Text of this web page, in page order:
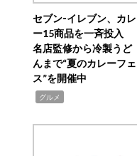
セブン‐イレブン、カレ
ー15商品を一斉投入
名店監修から冷製うど
んまで“夏のカレーフェ
ス”を開催中
グルメ